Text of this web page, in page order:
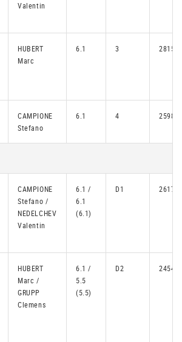
Valentin
HUBERT
Marc
6.1 3 28154
CAMPIONE
Stefano
6.1 4 25983
CAMPIONE
Stefano /
NEDELCHEV
Valentin
6.1 /
6.1
(6.1)
D1 26175
HUBERT
Marc /
GRUPP
Clemens
6.1 /
5.5
(5.5)
D2 24548